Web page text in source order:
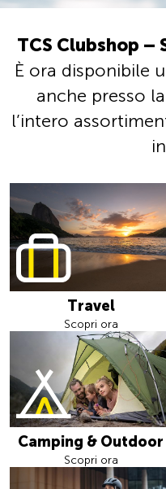
TCS Clubshop –
È ora disponibile
anche presso
l’intero
Travel
Scopri ora
Camping & Outdoor
Scopri ora